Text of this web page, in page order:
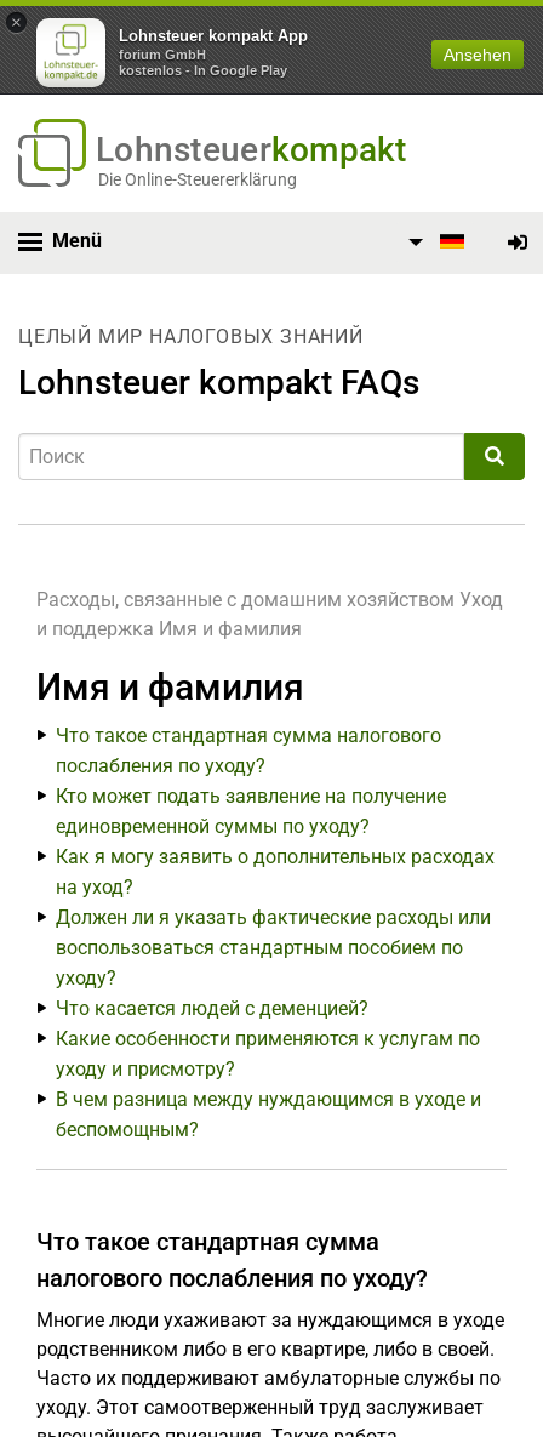
×
Lohnsteuer kompakt App
forium GmbH
kostenlos - In Google Play
Ansehen
Lohnsteuerkompakt
Die Online-Steuererklärung
Menü
ЦЕЛЫЙ МИР НАЛОГОВЫХ ЗНАНИЙ
Lohnsteuer kompakt FAQs
Расходы, связанные с домашним хозяйством Уход
и поддержка Имя и фамилия
Имя и фамилия
Что такое стандартная сумма налогового
послабления по уходу?
Кто может подать заявление на получение
единовременной суммы по уходу?
Как я могу заявить о дополнительных расходах
на уход?
Должен ли я указать фактические расходы или
воспользоваться стандартным пособием по
уходу?
Что касается людей с деменцией?
Какие особенности применяются к услугам по
уходу и присмотру?
В чем разница между нуждающимся в уходе и
беспомощным?
Что такое стандартная сумма
налогового послабления по уходу?
Многие люди ухаживают за нуждающимся в уходе
родственником либо в его квартире, либо в своей.
Часто их поддерживают амбулаторные службы по
уходу. Этот самоотверженный труд заслуживает